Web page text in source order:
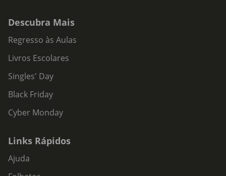
Descubra Mais
Regresso às Aulas
Livros Escolares
Singles' Day
Black Friday
Cyber Monday
Links Rápidos
Ajuda